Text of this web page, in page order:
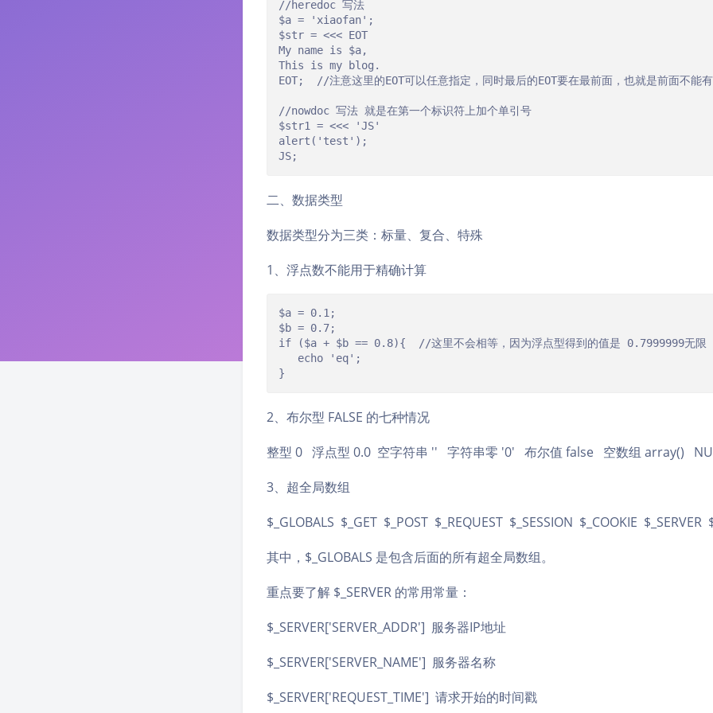
//heredoc 写法
$a = 'xiaofan';
$str = <<< EOT
My name is $a,
This is my blog.
EOT;  //注意这里的EOT可以任意指定，同时最后的EOT要在最前面，也就是前面不能
//nowdoc 写法 就是在第一个标识符上加个单引号
$str1 = <<< 'JS'
alert('test');
JS;
二、数据类型
数据类型分为三类：标量、复合、特殊
1、浮点数不能用于精确计算
$a = 0.1;
$b = 0.7;
if ($a + $b == 0.8){  //这里不会相等，因为浮点型得到的值是 0.7999999无限
   echo 'eq';
}
2、布尔型 FALSE 的七种情况
整型 0 浮点型 0.0 空字符串 '' 字符串零 '0' 布尔值 false 空数组 array()
3、超全局数组
$_GLOBALS $_GET $_POST $_REQUEST $_SESSION $_COOKIE $_SERVER
其中，$_GLOBALS 是包含后面的所有超全局数组。
重点要了解 $_SERVER 的常用常量：
$_SERVER['SERVER_ADDR'] 服务器IP地址
$_SERVER['SERVER_NAME'] 服务器名称
$_SERVER['REQUEST_TIME'] 请求开始的时间戳